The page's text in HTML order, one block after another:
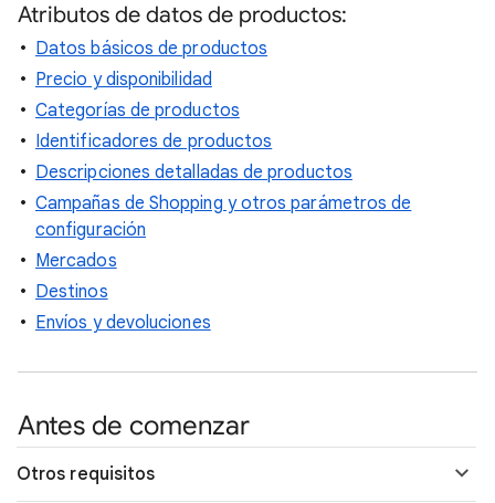
Atributos de datos de productos:
Datos básicos de productos
Precio y disponibilidad
Categorías de productos
Identificadores de productos
Descripciones detalladas de productos
Campañas de Shopping y otros parámetros de
configuración
Mercados
Destinos
Envíos y devoluciones
Antes de comenzar
Otros requisitos